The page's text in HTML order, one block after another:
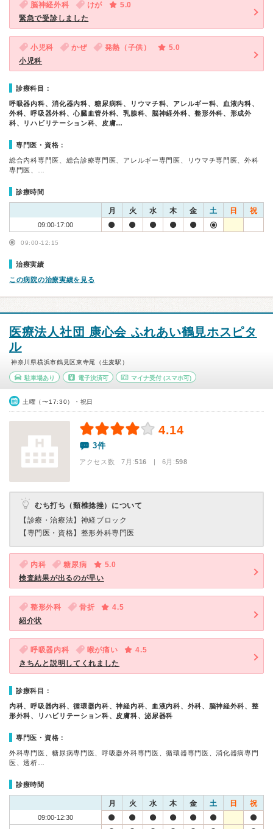
脳神経外科 けが
5.0
緊急で受診しました
小児科 かぜ 発熱（子供）
5.0
小児科
診療科目：
呼吸器内科、消化器内科、糖尿病科、リウマチ科、アレルギー科、血液内科、
外科、呼吸器外科、心臓血管外科、乳腺科、脳神経外科、整形外科、形成外
科、リハビリテーション科、皮膚…
専門医・資格：
総合内科専門医、総合診療専門医、アレルギー専門医、リウマチ専門医、外科
専門医、…
診療時間
月 火 水 木 金 土 日 祝
09:00-17:00
09:00-12:15
治療実績
この病院の治療実績を見る
医療法人社団 康心会 ふれあい鶴見ホスピタ
ル
神奈川県横浜市鶴見区東寺尾（生麦駅）
駐車場あり 電子決済可 マイナ受付 (スマホ可)
土曜（〜17:30）・祝日
4.14
3件
アクセス数 7月:516 | 6月:598
むち打ち（頸椎捻挫）について
【診療・治療法】 神経ブロック
【専門医・資格】 整形外科専門医
内科 糖尿病
5.0
検査結果が出るのが早い
整形外科 骨折
4.5
紹介状
呼吸器内科 喉が痛い
4.5
きちんと説明してくれました
診療科目：
内科、呼吸器内科、循環器内科、神経内科、血液内科、外科、脳神経外科、整
形外科、リハビリテーション科、皮膚科、泌尿器科
専門医・資格：
外科専門医、糖尿病専門医、呼吸器外科専門医、循環器専門医、消化器病専門
医、透析…
診療時間
月 火 水 木 金 土 日 祝
09:00-12:30